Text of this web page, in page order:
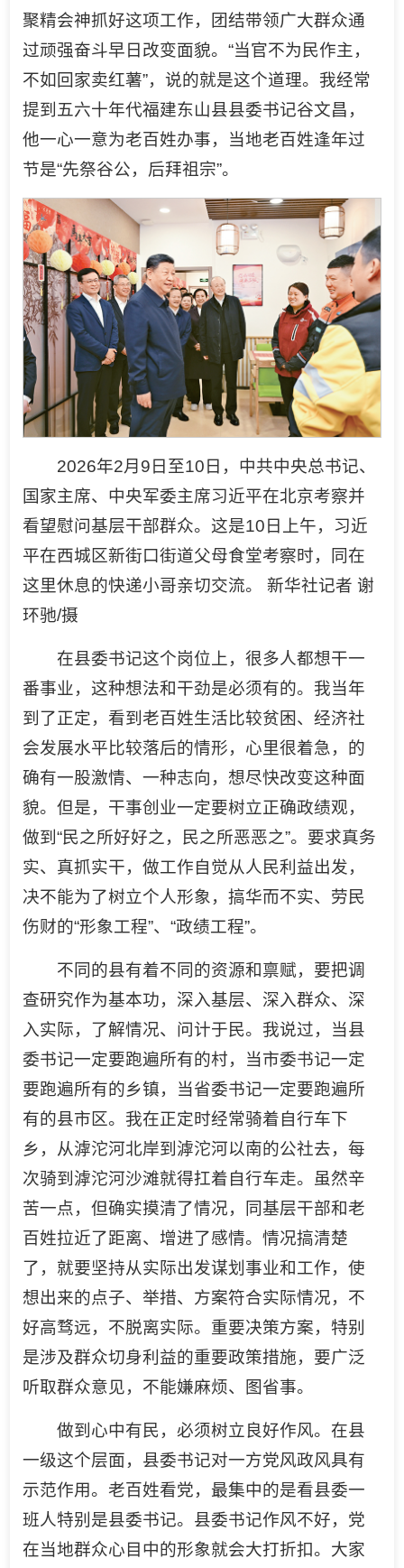
聚精会神抓好这项工作，团结带领广大群众通
过顽强奋斗早日改变面貌。“当官不为民作主，
不如回家卖红薯”，说的就是这个道理。我经常
提到五六十年代福建东山县县委书记谷文昌，
他一心一意为老百姓办事，当地老百姓逢年过
节是“先祭谷公，后拜祖宗”。
2026年2月9日至10日，中共中央总书记、
国家主席、中央军委主席习近平在北京考察并
看望慰问基层干部群众。这是10日上午，习近
平在西城区新街口街道父母食堂考察时，同在
这里休息的快递小哥亲切交流。 新华社记者 谢
环驰/摄
在县委书记这个岗位上，很多人都想干一
番事业，这种想法和干劲是必须有的。我当年
到了正定，看到老百姓生活比较贫困、经济社
会发展水平比较落后的情形，心里很着急，的
确有一股激情、一种志向，想尽快改变这种面
貌。但是，干事创业一定要树立正确政绩观，
做到“民之所好好之，民之所恶恶之”。要求真务
实、真抓实干，做工作自觉从人民利益出发，
决不能为了树立个人形象，搞华而不实、劳民
伤财的“形象工程”、“政绩工程”。
不同的县有着不同的资源和禀赋，要把调
查研究作为基本功，深入基层、深入群众、深
入实际，了解情况、问计于民。我说过，当县
委书记一定要跑遍所有的村，当市委书记一定
要跑遍所有的乡镇，当省委书记一定要跑遍所
有的县市区。我在正定时经常骑着自行车下
乡，从滹沱河北岸到滹沱河以南的公社去，每
次骑到滹沱河沙滩就得扛着自行车走。虽然辛
苦一点，但确实摸清了情况，同基层干部和老
百姓拉近了距离、增进了感情。情况搞清楚
了，就要坚持从实际出发谋划事业和工作，使
想出来的点子、举措、方案符合实际情况，不
好高骛远，不脱离实际。重要决策方案，特别
是涉及群众切身利益的重要政策措施，要广泛
听取群众意见，不能嫌麻烦、图省事。
做到心中有民，必须树立良好作风。在县
一级这个层面，县委书记对一方党风政风具有
示范作用。老百姓看党，最集中的是看县委一
班人特别是县委书记。县委书记作风不好，党
在当地群众心目中的形象就会大打折扣。大家